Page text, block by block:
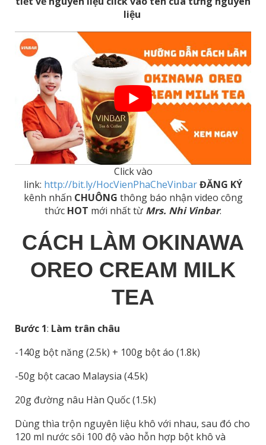
liệu
Click vào
link: http://bit.ly/HocVienPhaCheVinbarĐĂNG KÝ
kênh nhấn CHUÔNG thông báo nhận video công
thức HOT mới nhất từ Mrs. Nhi Vinbar.
CÁCH LÀM OKINAWA
OREO CREAM MILK
TEA
Bước 1: Làm trân châu
-140g bột năng (2.5k) + 100g bột áo (1.8k)
-50g bột cacao Malaysia (4.5k)
20g đường nâu Hàn Quốc (1.5k)
Dùng thìa trộn nguyên liệu khô với nhau, sau đó cho
120 ml nước sôi 100 độ vào hỗn hợp bột khô và